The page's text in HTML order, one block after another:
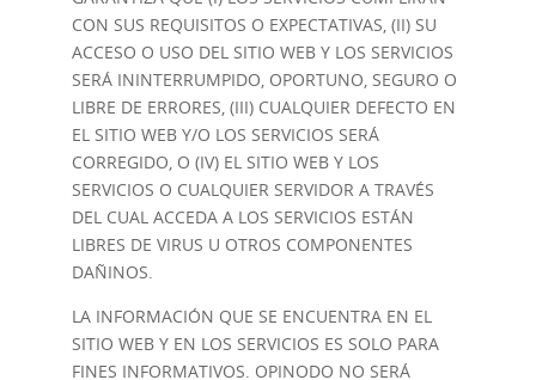
CON SUS REQUISITOS O EXPECTATIVAS, (II) SU
ACCESO O USO DEL SITIO WEB Y LOS SERVICIOS
SERÁ ININTERRUMPIDO, OPORTUNO, SEGURO O
LIBRE DE ERRORES, (III) CUALQUIER DEFECTO EN
EL SITIO WEB Y/O LOS SERVICIOS SERÁ
CORREGIDO, O (IV) EL SITIO WEB Y LOS
SERVICIOS O CUALQUIER SERVIDOR A TRAVÉS
DEL CUAL ACCEDA A LOS SERVICIOS ESTÁN
LIBRES DE VIRUS U OTROS COMPONENTES
DAÑINOS.
LA INFORMACIÓN QUE SE ENCUENTRA EN EL
SITIO WEB Y EN LOS SERVICIOS ES SOLO PARA
FINES INFORMATIVOS. OPINODO NO SERÁ